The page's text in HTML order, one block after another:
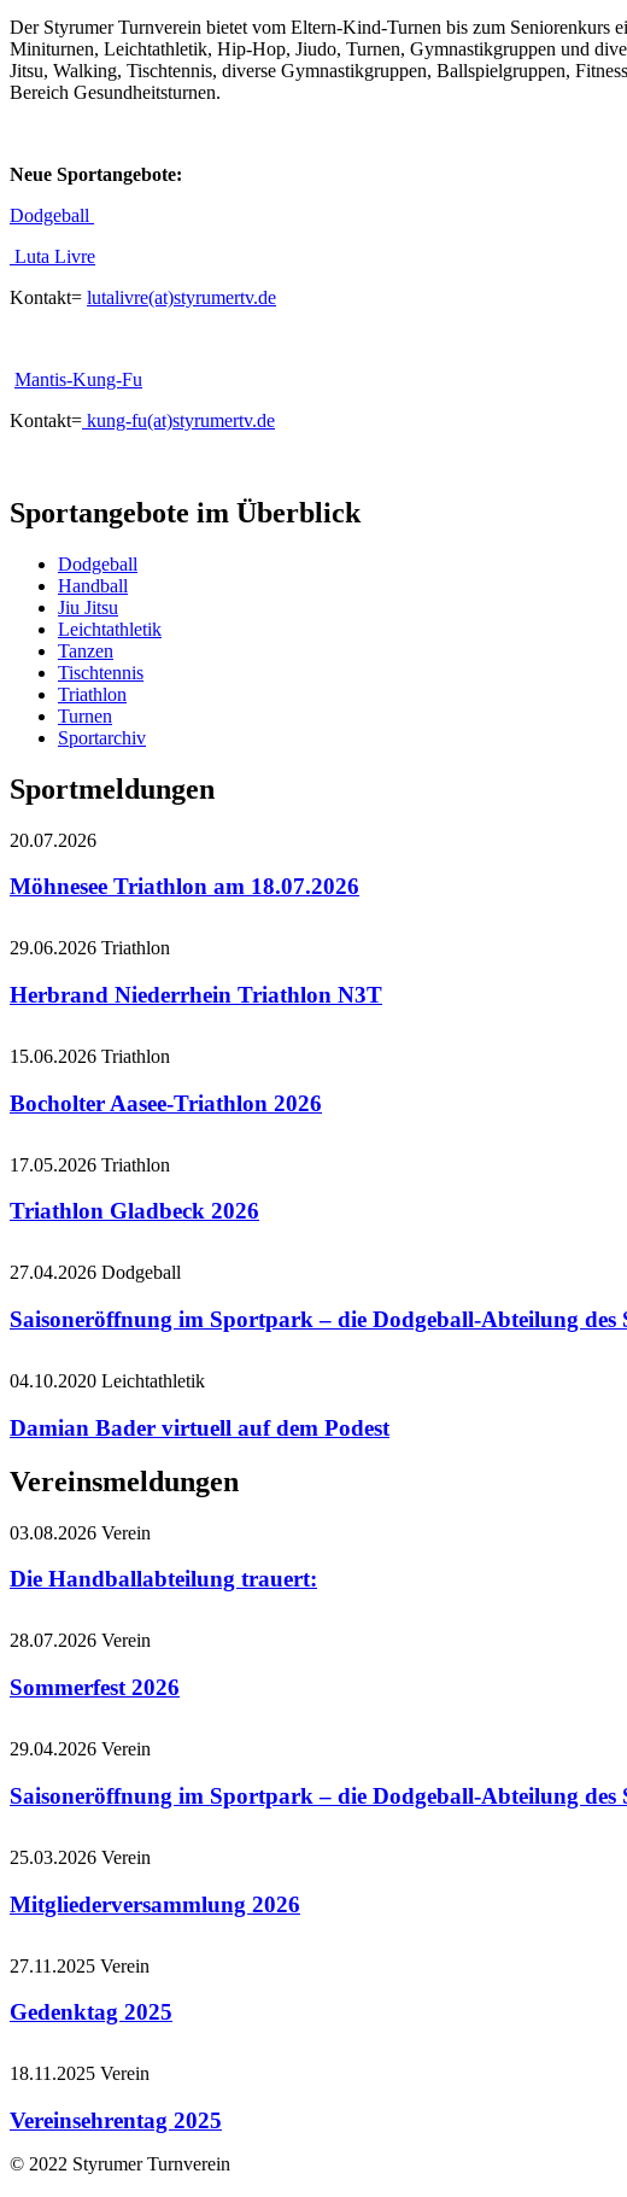
Der Styrumer Turnverein bietet vom Eltern-Kind-Turnen bis zum Seniorenkurs
Miniturnen, Leichtathletik, Hip-Hop, Jiudo, Turnen, Gymnastikgruppen und
Jitsu, Walking, Tischtennis, diverse Gymnastikgruppen, Ballspielgruppen,
Bereich Gesundheitsturnen.
Neue Sportangebote:
Dodgeball
Luta Livre
Kontakt= lutalivre(at)styrumertv.de
Mantis-Kung-Fu
Kontakt= kung-fu(at)styrumertv.de
Sportangebote im Überblick
Dodgeball
Handball
Jiu Jitsu
Leichtathletik
Tanzen
Tischtennis
Triathlon
Turnen
Sportarchiv
Sportmeldungen
20.07.2026
Möhnesee Triathlon am 18.07.2026
29.06.2026 Triathlon
Herbrand Niederrhein Triathlon N3T
15.06.2026 Triathlon
Bocholter Aasee-Triathlon 2026
17.05.2026 Triathlon
Triathlon Gladbeck 2026
27.04.2026 Dodgeball
Saisoneröffnung im Sportpark – die Dodgeball-Abteilung
04.10.2020 Leichtathletik
Damian Bader virtuell auf dem Podest
Vereinsmeldungen
03.08.2026 Verein
Die Handballabteilung trauert:
28.07.2026 Verein
Sommerfest 2026
29.04.2026 Verein
Saisoneröffnung im Sportpark – die Dodgeball-Abteilung
25.03.2026 Verein
Mitgliederversammlung 2026
27.11.2025 Verein
Gedenktag 2025
18.11.2025 Verein
Vereinsehrentag 2025
© 2022 Styrumer Turnverein